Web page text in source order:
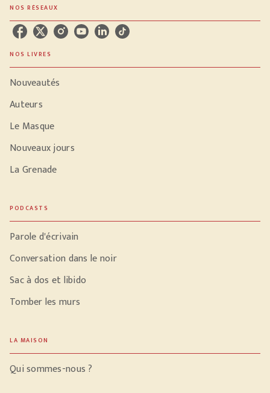
NOS RÉSEAUX
NOS LIVRES
Nouveautés
Auteurs
Le Masque
Nouveaux jours
La Grenade
PODCASTS
Parole d'écrivain
Conversation dans le noir
Sac à dos et libido
Tomber les murs
LA MAISON
Qui sommes-nous ?